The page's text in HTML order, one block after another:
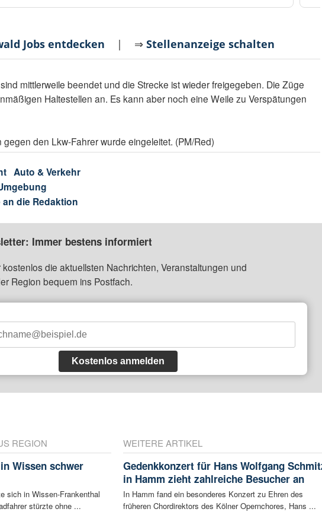
Jobs entdecken | ⇒Stellenanzeige schalten
mittlerweile beendet und die Strecke ist wieder freigegeben. Die Züge
Haltestellen an. Es kann aber noch eine Weile zu Verspätungen
gegen den Lkw-Fahrer wurde eingeleitet. (PM/Red)
Auto & Verkehr
an die Redaktion
Immer bestens informiert
die aktuellsten Nachrichten, Veranstaltungen und
Region bequem ins Postfach.
Kostenlos anmelden
REGION
Wissen schwer
sich in Wissen-Frankenthal
stürzte ohne ...
WEITERE ARTIKEL
Gedenkkonzert für Hans Wolfgang
in Hamm zieht zahlreiche Besucher an
In Hamm fand ein besonderes Konzert zu Ehren des
früheren Chordirektors des Kölner Opernchores, Hans ...